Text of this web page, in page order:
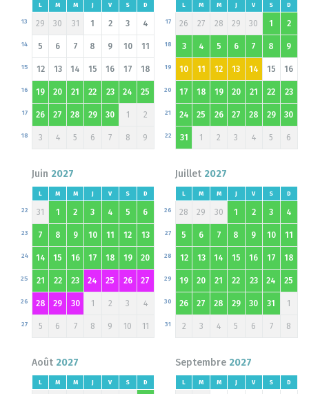
L M M J V S D
29
13 30 31 1 2 3 4
5
14 6 7 8 9 10 11
12
15 13 14 15 16 17 18
19
16 20 21 22 23 24 25
26
17 27 28 29 30 1 2
3
18 4 5 6 7 8 9
L M M J V S D
26
17 27 28 29 30 1 2
3
18 4 5 6 7 8 9
10
19 11 12 13 14 15 16
17
20 18 19 20 21 22 23
24
21 25 26 27 28 29 30
31
22 1 2 3 4 5 6
Juin 2027
L M M J V S D
31
22 1 2 3 4 5 6
7
23 8 9 10 11 12 13
14
24 15 16 17 18 19 20
21
25 22 23 24 25 26 27
28
26 29 30 1 2 3 4
5
27 6 7 8 9 10 11
Juillet 2027
L M M J V S D
28
26 29 30 1 2 3 4
5
27 6 7 8 9 10 11
12
28 13 14 15 16 17 18
19
29 20 21 22 23 24 25
26
30 27 28 29 30 31 1
2
31 3 4 5 6 7 8
Août 2027
L M M J V S D
Septembre 2027
L M M J V S D